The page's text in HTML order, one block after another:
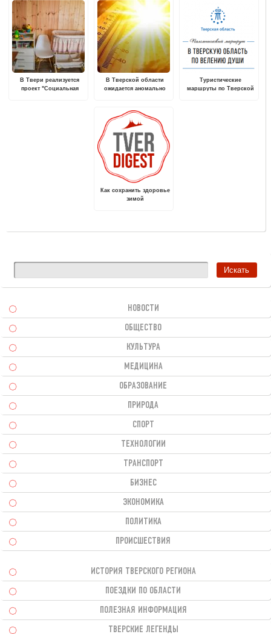
В Твери реализуется
проект "Социальная
В Тверской области
ожидается аномально
Туристические
маршруты по Тверской
Как сохранить здоровье
зимой
НОВОСТИ
ОБЩЕСТВО
КУЛЬТУРА
МЕДИЦИНА
ОБРАЗОВАНИЕ
ПРИРОДА
СПОРТ
ТЕХНОЛОГИИ
ТРАНСПОРТ
БИЗНЕС
ЭКОНОМИКА
ПОЛИТИКА
ПРОИСШЕСТВИЯ
ИСТОРИЯ ТВЕРСКОГО РЕГИОНА
ПОЕЗДКИ ПО ОБЛАСТИ
ПОЛЕЗНАЯ ИНФОРМАЦИЯ
ТВЕРСКИЕ ЛЕГЕНДЫ